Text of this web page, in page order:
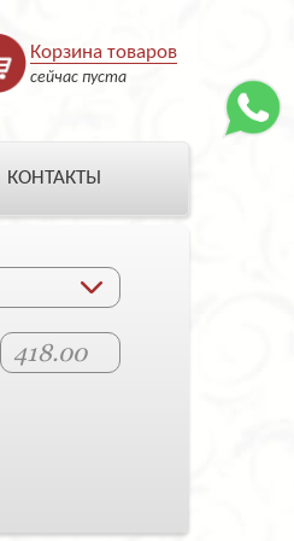
Корзина товаров
сейчас пуста
КОНТАКТЫ